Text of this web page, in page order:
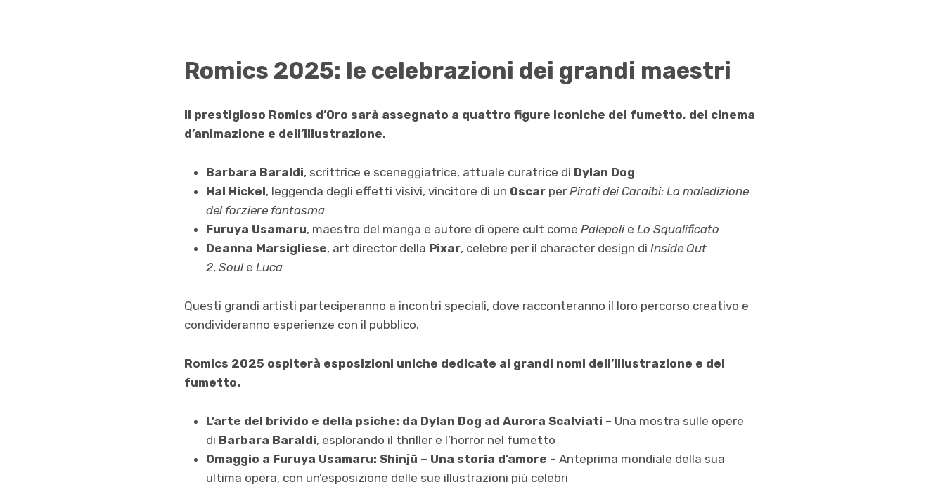
Romics 2025: le celebrazioni dei grandi maestri
Il prestigioso Romics d’Oro sarà assegnato a quattro figure iconiche del fumetto, del cinema
d’animazione e dell’illustrazione.
Barbara Baraldi, scrittrice e sceneggiatrice, attuale curatrice di Dylan Dog
Hal Hickel, leggenda degli effetti visivi, vincitore di un Oscarper Pirati dei Caraibi: La maledizione
del forziere fantasma
Furuya Usamaru, maestro del manga e autore di opere cult come Palepolie Lo Squalificato
Deanna Marsigliese, art director della Pixar, celebre per il character design di Inside Out
2, Soule Luca
Questi grandi artisti parteciperanno a incontri speciali, dove racconteranno il loro percorso creativo e
condivideranno esperienze con il pubblico.
Romics 2025 ospiterà esposizioni uniche dedicate ai grandi nomi dell’illustrazione e del
fumetto.
L’arte del brivido e della psiche: da Dylan Dog ad Aurora Scalviati – Una mostra sulle opere
di Barbara Baraldi, esplorando il thriller e l’horror nel fumetto
Omaggio a Furuya Usamaru: Shinjū – Una storia d’amore – Anteprima mondiale della sua
ultima opera, con un’esposizione delle sue illustrazioni più celebri